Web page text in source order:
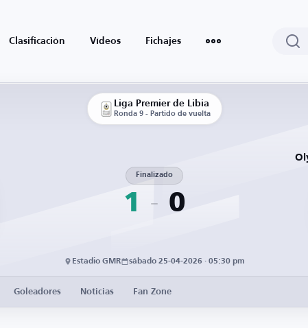
Clasificación Vídeos Fichajes
Liga Premier de Libia
Ronda 9 - Partido de vuelta
1
Finalizado
0
Estadio GMR sábado 25-04-2026 · 05:30 pm
Goleadores Noticias Fan Zone